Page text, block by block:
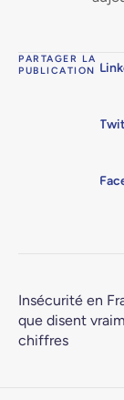
PARTAGER LA
PUBLICATION
Insécurité en
que disent
chiffres